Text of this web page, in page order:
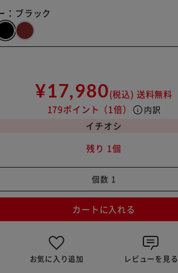
： ブラック
¥17,980(税込) 送料無料
179ポイント （1倍） info 内訳
イチオシ
残り 1個
カートに入れる
お気に入り追加 レビューを見る